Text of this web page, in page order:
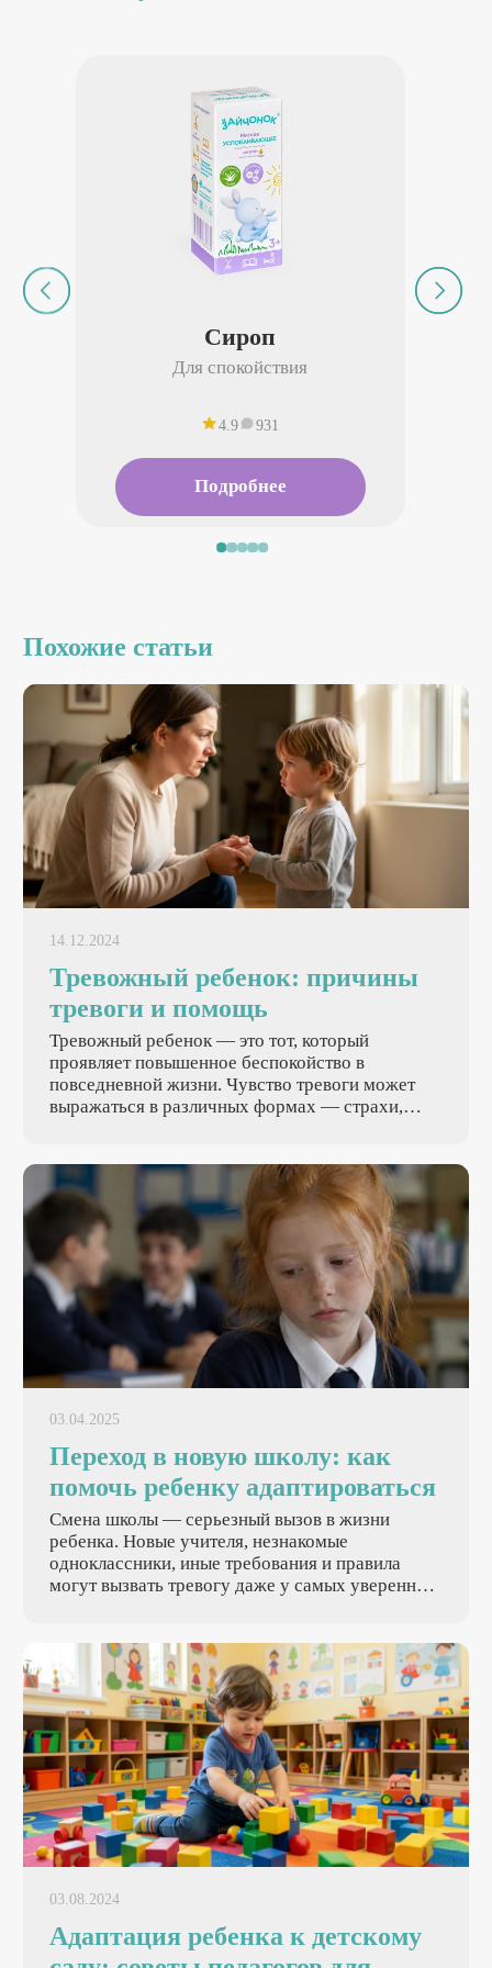
Сироп
Для спокойствия
4.9 931
Подробнее
Похожие статьи
14.12.2024
Тревожный ребенок: причины
тревоги и помощь
Тревожный ребенок — это тот, который
проявляет повышенное беспокойство в
повседневной жизни. Чувство тревоги может
выражаться в различных формах — страхи,
дети могут постоянно бояться не пройти
контрольную или не найти общий язык с
одноклассниками. Важно понять, что
тревожность у детей — это распространенная
проблема, которую можно решить при помощи
правильных подходов.
03.04.2025
Переход в новую школу: как
помочь ребенку адаптироваться
Смена школы — серьезный вызов в жизни
ребенка. Новые учителя, незнакомые
одноклассники, иные требования и правила
могут вызвать тревогу даже у самых уверенных
эмоциональный процесс, в котором
родительская поддержка играет ключевую роль.
В статье расскажем, как помочь вашему
ребенку преодолеть этот непростой период и
превратить его в позитивный опыт личностного
роста.
03.08.2024
Адаптация ребенка к детскому